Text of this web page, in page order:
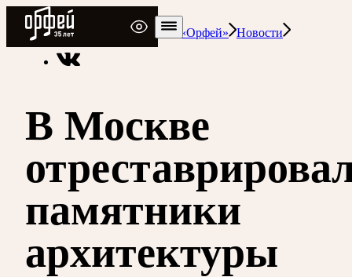
Радио Орфей
Радио классической музыки «Орфей»
Новости
В Москве
памятники
архитектуры